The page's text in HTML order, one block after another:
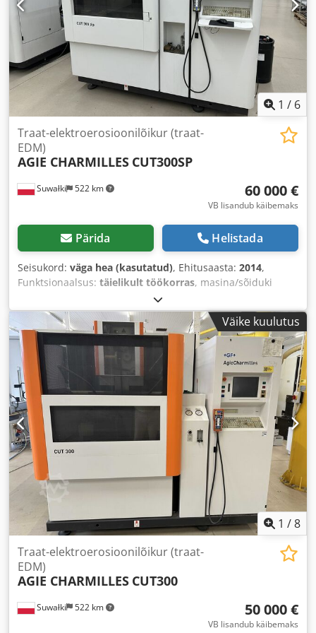
1 / 6
Suwałki 522 km
Traat-elektroerosioonilõikur (traat-
EDM)
AGIE CHARMILLES CUT300SP
60 000 €
VB lisandub käibemaks
Pärida Helistada
Seisukord: väga hea (kasutatud), Ehitusaasta: 2014,
Funktsionaalsus: täielikult töökorras, masina/sõiduki
, X-telje liikumisteekond:
mm, Y-telje liikumisteekond:350 mm, Z-telje
liikumisteekond: 400 mm , laua laius:600 mm, kogumass:
2 850 kg, laua pikkus: 900 mm
, Varustus:
dokumentatsioon / käsiraamat
Väike kuulutus
1 /8
Suwałki 522 km
Traat-elektroerosioonilõikur (traat-
EDM)
AGIE CHARMILLES CUT300
50 000 €
VB lisandub käibemaks